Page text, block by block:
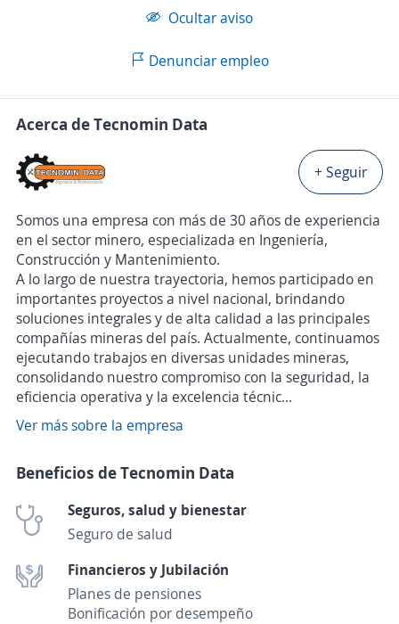
Ocultar aviso
Denunciar empleo
Acerca de Tecnomin Data
+ Seguir
Somos una empresa con más de 30 años de experiencia
en el sector minero, especializada en Ingeniería,
Construcción y Mantenimiento.
A lo largo de nuestra trayectoria, hemos participado en
importantes proyectos a nivel nacional, brindando
soluciones integrales y de alta calidad a las principales
compañías mineras del país. Actualmente, continuamos
ejecutando trabajos en diversas unidades mineras,
consolidando nuestro compromiso con la seguridad, la
eficiencia operativa y la excelencia técnic...
Ver más sobre la empresa
Beneficios de Tecnomin Data
Seguros, salud y bienestar
Seguro de salud
Financieros y Jubilación
Planes de pensiones
Bonificación por desempeño